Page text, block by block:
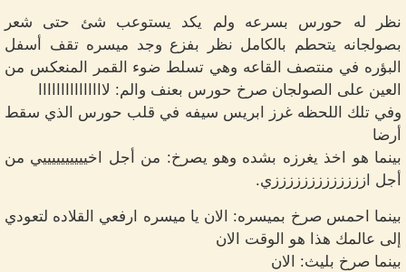
نظر له حورس بسرعه ولم يكد يستوعب شئ حتى شعر
بصولجانه يتحطم بالكامل نظر بفزع وجد ميسره تقف أسفل
البؤره في منتصف القاعه وهي تسلط ضوء القمر المنعكس من
العين على الصولجان صرخ حورس بعنف والم: لااااااااااااااا
وفي تلك اللحظه غرز ابريس سيفه في قلب حورس الذي سقط
أرضا
بينما هو اخذ يغرزه بشده وهو يصرخ: من أجل اخييييييييييي من
أجل ازززززززززززززي.
بينما احمس صرخ بميسره: الان يا ميسره ارفعي القلاده لتعودي
إلى عالمك هذا هو الوقت الان
بينما صرخ بليث: الان